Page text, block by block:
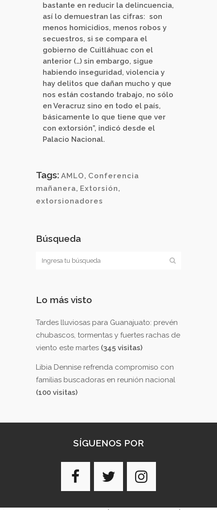
bastante en reducir la delincuencia,
así lo demuestran las cifras: son
menos homicidios, menos robos y
secuestros, si se compara el
gobierno de Cuitláhuac con el
anterior (…) sin embargo, sigue
habiendo inseguridad, violencia y
hay delitos que dañan mucho y que
nos están costando trabajo, no sólo
en Veracruz sino en todo el país,
básicamente lo que tiene que ver
con extorsión”, indicó desde el
Palacio Nacional.
Tags: AMLO, Conferencia
mañanera, Extorsión,
extorsionadores
Búsqueda
Lo más visto
Tardes lluviosas para Guanajuato: prevén
chubascos, tormentas y fuertes rachas de
viento este martes (345 visitas)
Libia Dennise refrenda compromiso con
familias buscadoras en reunión nacional
(100 visitas)
SÍGUENOS POR